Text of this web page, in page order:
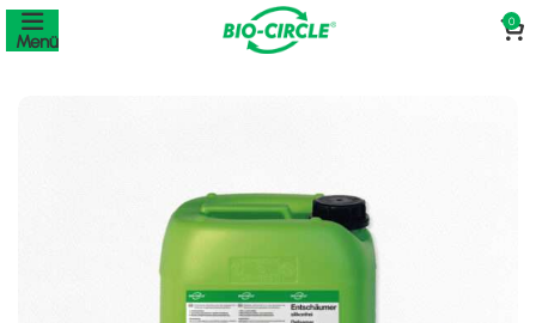
Menü
0